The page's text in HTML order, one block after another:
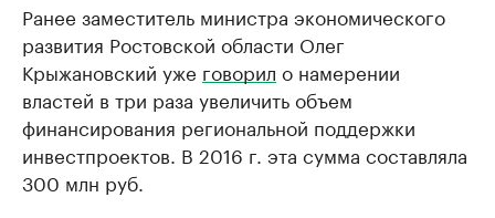
Ранее заместитель министра экономического
развития Ростовской области Олег
Крыжановский уже говорил о намерении
властей в три раза увеличить объем
финансирования региональной поддержки
инвестпроектов. В 2016 г. эта сумма составляла
300 млн руб.